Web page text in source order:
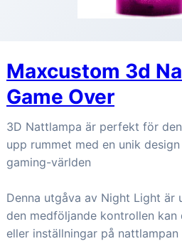
Maxcustom 3d
Game Over
3D Nattlampa är perfekt för
upp rummet med en unik
gaming-världen
Denna utgåva av Night Light är
den medföljande kontrollen
eller inställningar på nattlampan